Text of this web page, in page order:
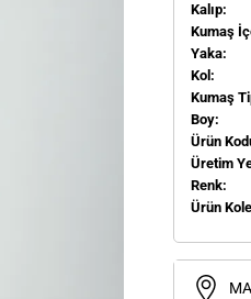
Kalıp:
Kumaş
Yaka:
Kol:
Kumaş
Boy:
Ürün
Üretim
Renk:
Ürün